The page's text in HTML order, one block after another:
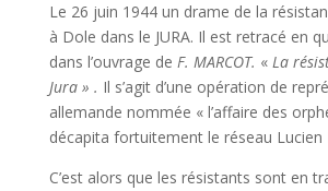
Le 26 juin 1944 un drame de la
à Dole dans le JURA. Il est retracé en
dans l’ouvrage de F. MARCOT. « La
Jura » . Il s’agit d’une opération de
allemande nommée « l’affaire des
décapita fortuitement le réseau Lucien
C’est alors que les résistants sont en